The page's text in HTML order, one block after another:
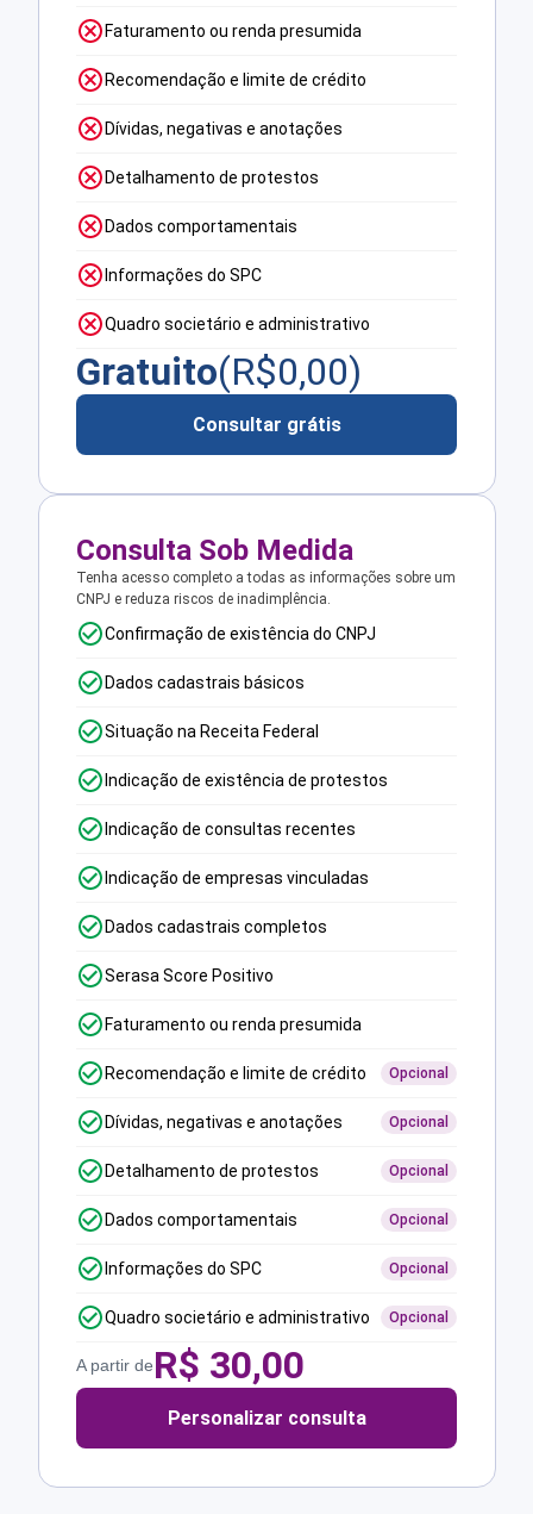
Faturamento ou renda presumida
Recomendação e limite de crédito
Dívidas, negativas e anotações
Detalhamento de protestos
Dados comportamentais
Informações do SPC
Quadro societário e administrativo
Gratuito(R$0,00)
Consultar grátis
Consulta Sob Medida
Tenha acesso completo a todas as informações sobre um
CNPJ e reduza riscos de inadimplência.
Confirmação de existência do CNPJ
Dados cadastrais básicos
Situação na Receita Federal
Indicação de existência de protestos
Indicação de consultas recentes
Indicação de empresas vinculadas
Dados cadastrais completos
Serasa Score Positivo
Faturamento ou renda presumida
Recomendação e limite de crédito Opcional
Dívidas, negativas e anotações Opcional
Detalhamento de protestos Opcional
Dados comportamentais Opcional
Informações do SPC Opcional
Quadro societário e administrativo Opcional
A partir deR$ 30,00
Personalizar consulta